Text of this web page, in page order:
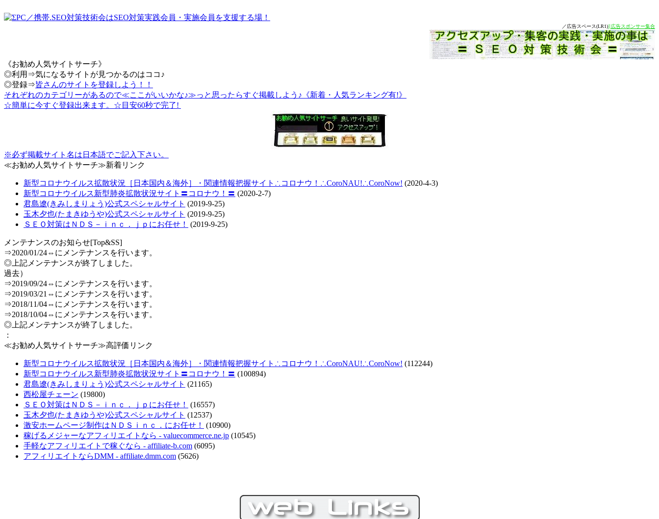
／広告スペース(LR1)∥広告スポンサー集合
《お勧め人気サイトサーチ》
◎利用⇒気になるサイトが見つかるのはココ♪
◎登録⇒皆さんのサイトを登録しよう！！
それぞれのカテゴリーがあるので≪ここがいいかな♪≫っと思ったらすぐ掲載しよう♪《新着・人気ランキング有!》
☆簡単に今すぐ登録出来ます。☆目安60秒で完了!
※必ず掲載サイト名は日本語でご記入下さい。
≪お勧め人気サイトサーチ≫新着リンク
新型コロナウイルス拡散状況［日本国内＆海外］・関連情報把握サイト∴コロナウ！∴CoroNAU!∴CoroNow! (2020-4-3)
新型コロナウイルス新型肺炎拡散状況サイト〓コロナウ！〓 (2020-2-7)
君島遼(きみしまりょう)公式スペシャルサイト (2019-9-25)
玉木夕也(たまきゆうや)公式スペシャルサイト (2019-9-25)
ＳＥＯ対策はＮＤＳ－ｉｎｃ．ｊｐにお任せ！
(2019-9-25)
メンテナンスのお知らせ[Top&SS]
⇒2020/01/24⇔にメンテナンスを行います。
◎上記メンテナンスが終了しました。
過去）
⇒2019/09/24⇔にメンテナンスを行います。
⇒2019/03/21⇔にメンテナンスを行います。
⇒2018/11/04⇔にメンテナンスを行います。
⇒2018/10/04⇔にメンテナンスを行います。
◎上記メンテナンスが終了しました。
：
≪お勧め人気サイトサーチ≫高評価リンク
新型コロナウイルス拡散状況［日本国内＆海外］・関連情報把握サイト∴コロナウ！∴CoroNAU!∴CoroNow! (112244)
新型コロナウイルス新型肺炎拡散状況サイト〓コロナウ！〓 (100894)
君島遼(きみしまりょう)公式スペシャルサイト (21165)
西松屋チェーン (19800)
ＳＥＯ対策はＮＤＳ－ｉｎｃ．ｊｐにお任せ！
(16557)
玉木夕也(たまきゆうや)公式スペシャルサイト (12537)
激安ホームページ制作はＮＤＳｉｎｃ．にお任せ！
(10900)
稼げるメジャーなアフィリエイトなら - valuecommerce.ne.jp (10545)
手軽なアフィリエイトで稼ぐなら - affiliate-b.com (6095)
アフィリエイトならDMM - affiliate.dmm.com (5626)